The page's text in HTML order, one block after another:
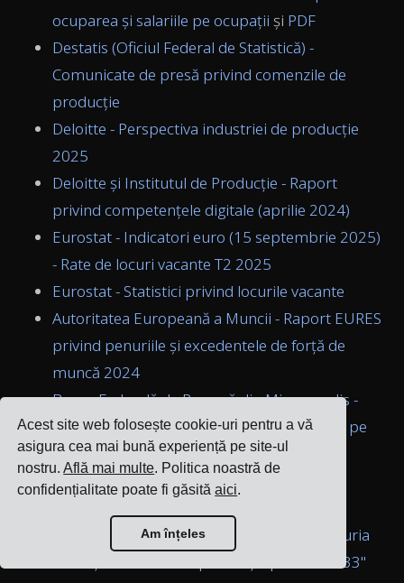
Acest site web folosește cookie-uri pentru a vă
asigura cea mai bună experiență pe site-ul
nostru.Află mai multe. Politica noastră de
confidențialitate poate fi găsităaici.
Am înțeles
ocuparea și salariile pe ocupații și PDF
Destatis (Oficiul Federal de Statistică) -
Comunicate de presă privind comenzile de
producție
Deloitte - Perspectiva industriei de producție
2025
Deloitte și Institutul de Producție - Raport
privind competențele digitale (aprilie 2024)
Eurostat - Indicatori euro (15 septembrie 2025)
- Rate de locuri vacante T2 2025
Eurostat - Statistici privind locurile vacante
Autoritatea Europeană a Muncii - Raport EURES
privind penuriile și excedentele de forță de
muncă 2024
Banca Federală de Rezervă din Minneapolis -
"Penuria de forță de muncă pune presiune pe
angajatorii din Districtul al Nouălea"
IndustrySelect - "Tendințe de angajare în
Manufacturing Dive - "Proiecții privind penuria
de forță de muncă în producție până în 2033"